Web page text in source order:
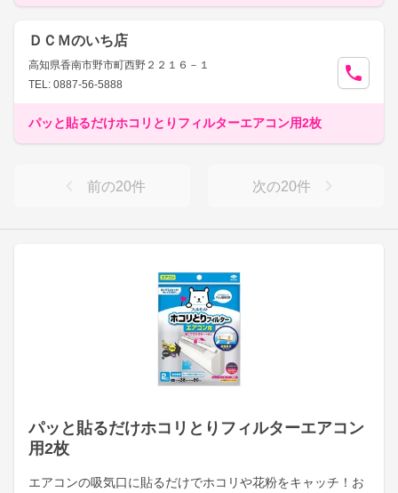
パッと貼るだけホコリとりフィルターエアコン
用2枚
エアコンの吸気口に貼るだけでホコリや花粉をキャッチ！お
ＤＣＭのいち店
高知県香南市野市町西野２２１６－１
TEL: 0887-56-5888
パッと貼るだけホコリとりフィルターエアコン用2枚
前の20件 次の20件